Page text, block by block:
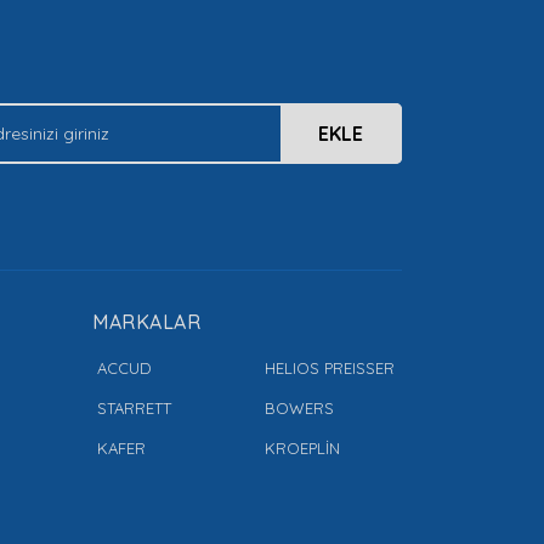
EKLE
MARKALAR
ACCUD
STARRETT
KAFER
HELIOS PREISSER
BOWERS
KROEPLİN